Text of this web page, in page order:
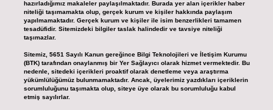
hazırladığımız makaleler paylaşılmaktadır. Burada yer alan içerikler haber
niteliği taşımamakta olup, gerçek kurum ve kişiler hakkında paylaşım
yapılmamaktadır. Gerçek kurum ve kişiler ile isim benzerlikleri tamamen
tesadüfidir. Sitemizdeki bilgiler taslak halindedir ve tavsiye niteliği
taşımazlar.
Sitemiz, 5651 Sayılı Kanun gereğince Bilgi Teknolojileri ve İletişim Kurumu
(BTK) tarafından onaylanmış bir Yer Sağlayıcı olarak hizmet vermektedir. Bu
nedenle, sitedeki içerikleri proaktif olarak denetleme veya araştırma
yükümlülüğümüz bulunmamaktadır. Ancak, üyelerimiz yazdıkları içeriklerin
sorumluluğunu taşımakta olup, siteye üye olarak bu sorumluluğu kabul
etmiş sayılırlar.